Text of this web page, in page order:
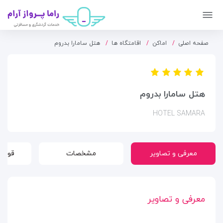
صفحه اصلی اماکن اقامتگاه ها هتل سامارا بدروم
هتل سامارا بدروم
HOTEL SAMARA
معرفی و تصاویر مشخصات
معرفی و تصاویر